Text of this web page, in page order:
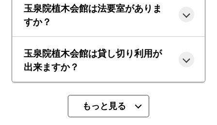
玉泉院植木会館は法要室がありま
すか？
玉泉院植木会館は貸し切り利用が
出来ますか？
もっと見る